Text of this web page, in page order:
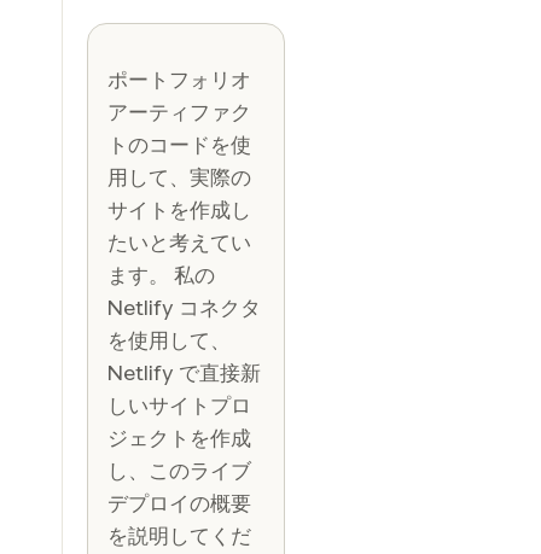
ポートフォリオ
アーティファク
トのコードを使
用して、実際の
サイトを作成し
たいと考えてい
ます。 私の
Netlify コネクタ
を使用して、
Netlify で直接新
しいサイトプロ
ジェクトを作成
し、このライブ
デプロイの概要
を説明してくだ